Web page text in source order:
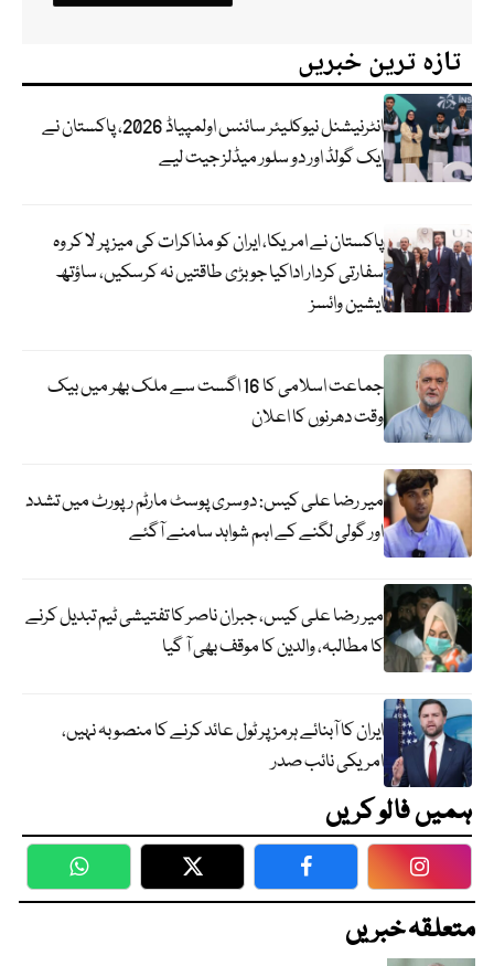
تازہ ترین خبریں
انٹرنیشنل نیوکلیئر سائنس اولمپیاڈ 2026، پاکستان نے
ایک گولڈ اور دو سلور میڈلز جیت لیے
پاکستان نے امریکا، ایران کو مذاکرات کی میز پر لا کر وہ
سفارتی کردار اداکیا جو بڑی طاقتیں نہ کرسکیں، ساؤتھ
ایشین وائسز
جماعت اسلامی کا 16 اگست سے ملک بھر میں بیک
وقت دھرنوں کا اعلان
میر رضا علی کیس: دوسری پوسٹ مارٹم رپورٹ میں تشدد
اور گولی لگنے کے اہم شواہد سامنے آگئے
میر رضا علی کیس، جبران ناصر کا تفتیشی ٹیم تبدیل کرنے
کا مطالبہ، والدین کا موقف بھی آ گیا
ایران کا آبنائے ہرمز پر ٹول عائد کرنے کا منصوبہ نہیں،
امریکی نائب صدر
ہمیں فالو کریں
WhatsApp Twitter Facebook
متعلقہ خبریں